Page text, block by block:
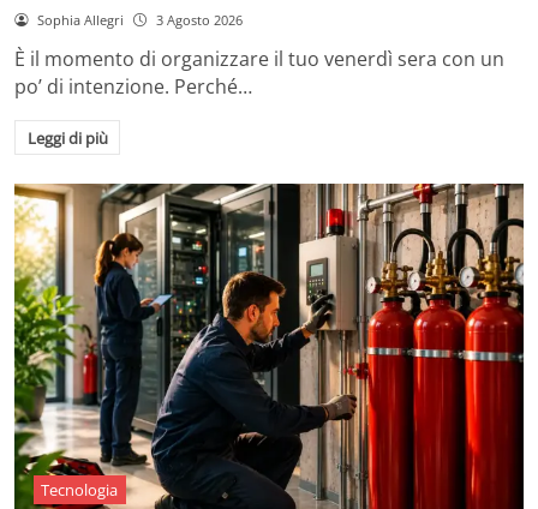
Sophia Allegri 3 Agosto 2026
È il momento di organizzare il tuo venerdì sera con un
po’ di intenzione. Perché…
Leggi di più
Tecnologia